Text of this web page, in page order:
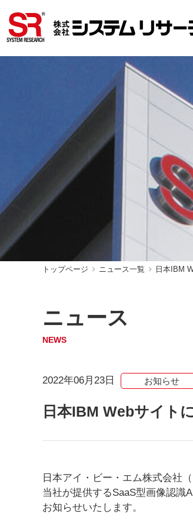
トップページ ニュース一覧 日本IBM
ニュース
NEWS
2022年06月23日 お知らせ
日本IBM Webサイト
日本アイ・ビー・エム株式会社
当社が提供するSaaS型画像認識
お知らせいたします。